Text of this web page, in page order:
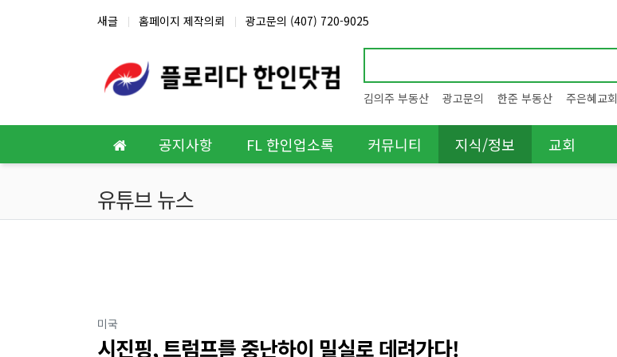
새글 홈페이지 제작의뢰 광고문의 (407) 720-9025
김의주 부동산 광고문의 한준 부동산 주은혜교회
공지사항 FL 한인업소록 커뮤니티 지식/정보 교회
유튜브 뉴스
미국
시진핑, 트럼프를 중난하이 밀실로 데려가다!